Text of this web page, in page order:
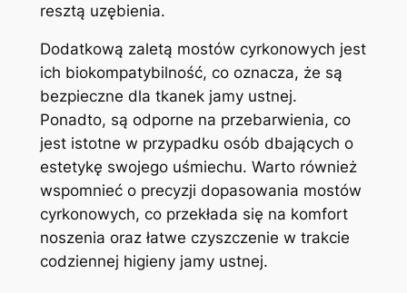
resztą uzębienia.
Dodatkową zaletą mostów cyrkonowych jest
ich biokompatybilność, co oznacza, że są
bezpieczne dla tkanek jamy ustnej.
Ponadto, są odporne na przebarwienia, co
jest istotne w przypadku osób dbających o
estetykę swojego uśmiechu. Warto również
wspomnieć o precyzji dopasowania mostów
cyrkonowych, co przekłada się na komfort
noszenia oraz łatwe czyszczenie w trakcie
codziennej higieny jamy ustnej.